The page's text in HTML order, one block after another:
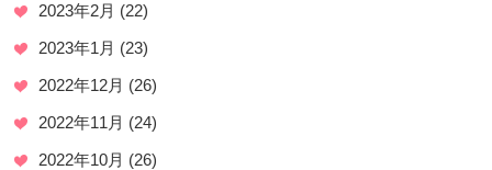
2023年2月 (22)
2023年1月 (23)
2022年12月 (26)
2022年11月 (24)
2022年10月 (26)